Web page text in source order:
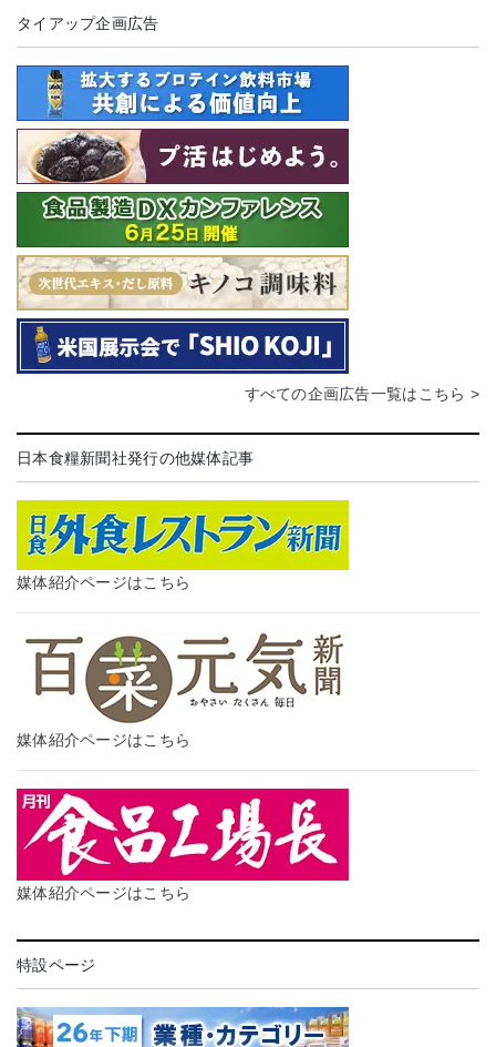
タイアップ企画広告
すべての企画広告一覧はこちら >
日本食糧新聞社発行の他媒体記事
媒体紹介ページはこちら
媒体紹介ページはこちら
媒体紹介ページはこちら
特設ページ